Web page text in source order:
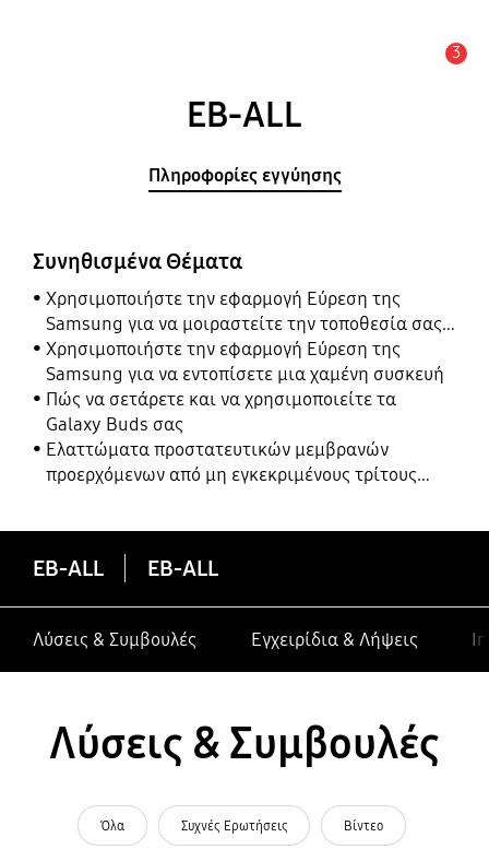
3
EB-ALL
Πληροφορίες εγγύησης
Συνηθισμένα Θέματα
Χρησιμοποιήστε την εφαρμογή Εύρεση της
Samsung για να μοιραστείτε την τοποθεσία σας
με τους φίλους, το παιδί, την οικογένειά σας και
άλλες επαφές
Χρησιμοποιήστε την εφαρμογή Εύρεση της
Samsung για να εντοπίσετε μια χαμένη συσκευή
Πώς να σετάρετε και να χρησιμοποιείτε τα
Galaxy Buds σας
Ελαττώματα προστατευτικών μεμβρανών
προερχόμενων από μη εγκεκριμένους τρίτους
EB-ALL EB-ALL
Λύσεις & Συμβουλές Εγχειρίδια & Λήψεις
Λύσεις & Συμβουλές
Όλα Συχνές Ερωτήσεις Βίντεο